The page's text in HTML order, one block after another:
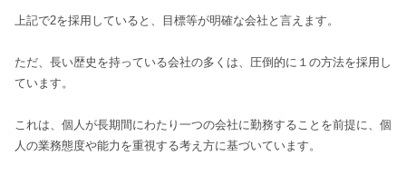
上記で2を採用していると、目標等が明確な会社と言えます。
ただ、長い歴史を持っている会社の多くは、圧倒的に１の方法を採用し
ています。
これは、個人が長期間にわたり一つの会社に勤務することを前提に、個
人の業務態度や能力を重視する考え方に基づいています。